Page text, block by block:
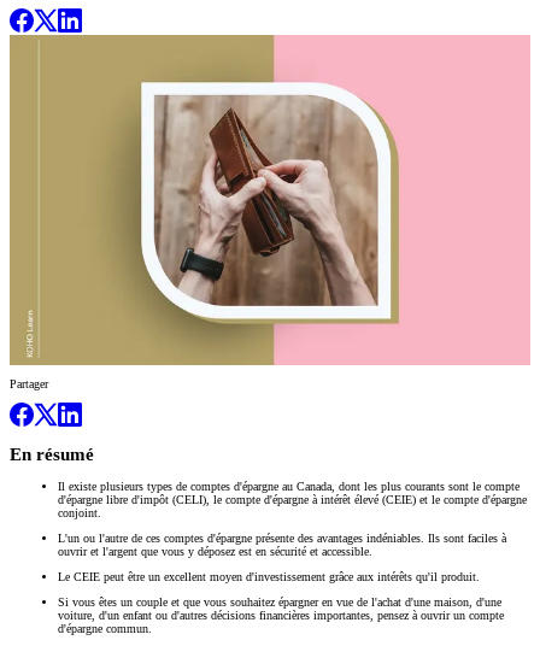
Partager
En résumé
Il existe plusieurs types de comptes d'épargne au Canada, dont les plus courants sont le compte
d'épargne libre d'impôt (CELI), le compte d'épargne à intérêt élevé (CEIE) et le compte d'épargne
conjoint.
L'un ou l'autre de ces comptes d'épargne présente des avantages indéniables. Ils sont faciles à
ouvrir et l'argent que vous y déposez est en sécurité et accessible.
Le CEIE peut être un excellent moyen d'investissement grâce aux intérêts qu'il produit.
Si vous êtes un couple et que vous souhaitez épargner en vue de l'achat d'une maison, d'une
voiture, d'un enfant ou d'autres décisions financières importantes, pensez à ouvrir un compte
d'épargne commun.